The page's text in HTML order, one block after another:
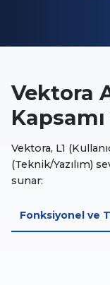
Vektora
Vektora, L1
(Teknik/Yazılım)
sunar:
Fonksiyonel ve